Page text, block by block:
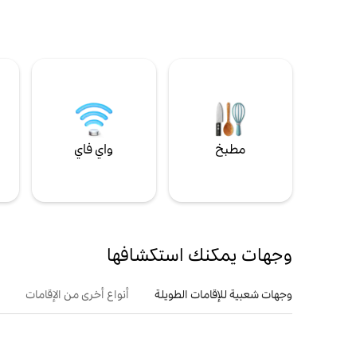
مطبخ واي فاي
وجهات يمكنك استكشافها
وجهات شعبية للإقامات الطويلة أنواع أخرى من الإقامات